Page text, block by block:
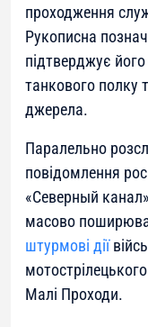
проходження
Рукописна
підтверджує
танкового полку
джерела.
Паралельно
повідомлення
«Северный
масово
штурмові дії
Малі Проходи.